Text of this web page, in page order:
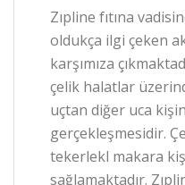
Zıpline fıtına
oldukça ilgi çeken
karşımıza
çelik halatlar
uçtan diğer uca
gerçekleşmesidir.
tekerlekl makara
sağlamaktadır.